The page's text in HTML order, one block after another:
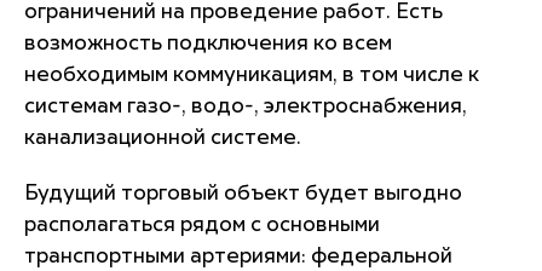
ограничений на проведение работ. Есть
возможность подключения ко всем
необходимым коммуникациям, в том числе к
системам газо-, водо-, электроснабжения,
канализационной системе.
Будущий торговый объект будет выгодно
располагаться рядом с основными
транспортными артериями: федеральной